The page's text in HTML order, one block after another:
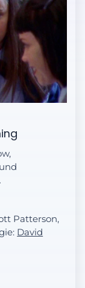
Patterson,
David